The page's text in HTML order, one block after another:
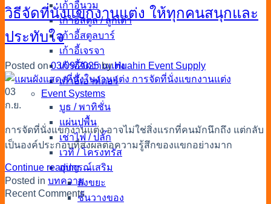
เก้าอี้นวม
เก้าอี้สตูล / ลูกเต๋า
เก้าอี้สตูลบาร์
เก้าอี้เจรจา
เก้าอี้จัดงานแต่ง
เก้าอี้เอาท์ดอร์
Event Systems
บูธ / พาทิชั่น
แผ่นปูพื้น
เช่าไฟ / ปลั๊ก
เวที / โครงทรัส
อุปกรณ์เสริม
ถังขยะ
ชั้นวางของ
วิธีจัดที่นั่งแขกงานแต่ง ให้ทุกคนสนุกและ
ประทับใจ
Posted on03/09/2025 byHuahin Event Supply
03
ก.ย.
การจัดที่นั่งแขกงานแต่ง อาจไม่ใช่สิ่งแรกที่คนมักนึกถึง แต่กลับ
เป็นองค์ประกอบที่ส่งผลต่อความรู้สึกของแขกอย่างมาก
Continue reading→
Posted in บทความ
Recent Comments